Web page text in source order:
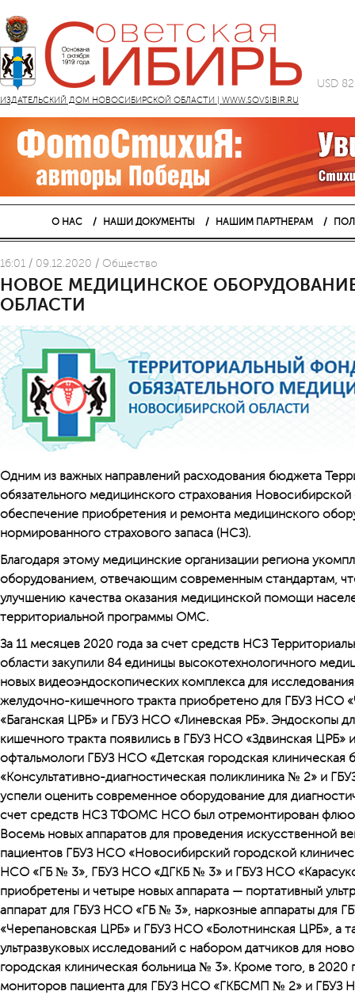
ИЗДАТЕЛЬСКИЙ ДОМ НОВОСИБИРСКОЙ ОБЛАСТИ | WWW.SOVSIBIR.RU
USD
О НАС НАШИ ДОКУМЕНТЫ НАШИМ ПАРТНЕРАМ
16:01 / 09.12.2020 / Общество
НОВОЕ МЕДИЦИНСКОЕ
ОБЛАСТИ
Одним из важных направлений расходования бюджета
обязательного медицинского страхования
обеспечение приобретения и ремонта медицинского
нормированного страхового запаса (НСЗ).
Благодаря этому медицинские организации региона
оборудованием, отвечающим современным стандартам,
улучшению качества оказания медицинской помощи
территориальной программы ОМС.
За 11 месяцев 2020 года за счет средств НСЗ
области закупили 84 единицы высокотехнологичного
новых видеоэндоскопических комплекса для
желудочно-кишечного тракта приобретено для ГБУЗ НСО
«Баганская ЦРБ» и ГБУЗ НСО «Линевская РБ». Эндоскопы
кишечного тракта появились в ГБУЗ НСО «Здвинская ЦРБ»
офтальмологи ГБУЗ НСО «Детская городская
«Консультативно-диагностическая поликлиника № 2» и
успели оценить современное оборудование для
счет средств НСЗ ТФОМС НСО был отремонтирован
Восемь новых аппаратов для проведения искусственной
пациентов ГБУЗ НСО «Новосибирский городской
НСО «ГБ № 3», ГБУЗ НСО «ДГКБ № 3» и ГБУЗ НСО
приобретены и четыре новых аппарата — портативный
аппарат для ГБУЗ НСО «ГБ № 3», наркозные аппараты
«Черепановская ЦРБ» и ГБУЗ НСО «Болотнинская ЦРБ», а
ультразвуковых исследований с набором датчиков для
городская клиническая больница № 3». Кроме того, в
мониторов пациента для ГБУЗ НСО «ГКБСМП № 2» и ГБУЗ